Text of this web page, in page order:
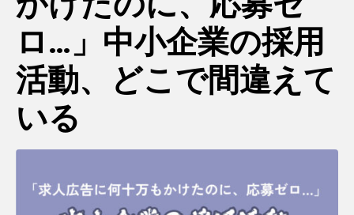
ロ…」中小企業の採用
活動、どこで間違えて
いる